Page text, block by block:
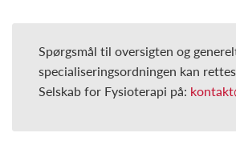
Spørgsmål til oversigten og
specialiseringsordningen kan
Selskab for Fysioterapi på: